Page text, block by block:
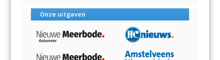
Onze uitgaven